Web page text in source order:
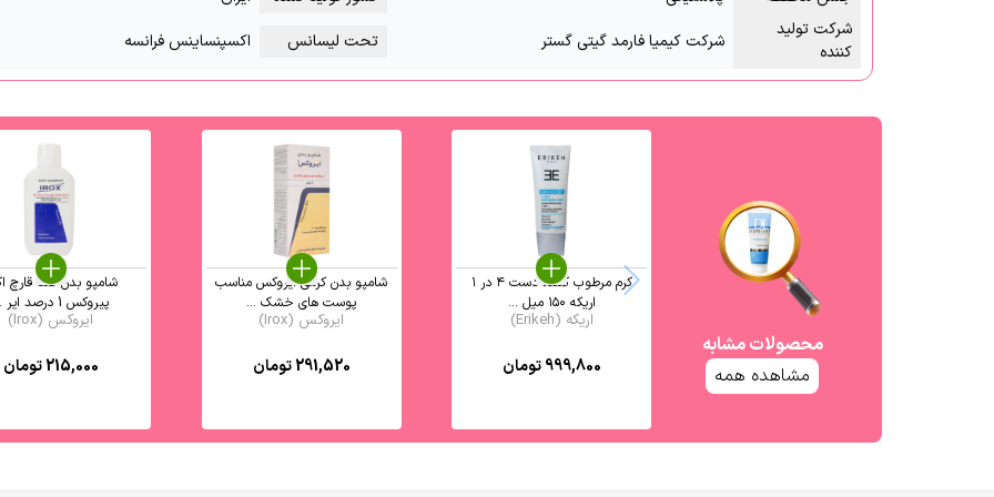
شرکت تولید
کننده
شرکت کیمیا فارمد گیتی گستر تحت لیسانس اکسپنساینس فرانسه
محصولات مشابه
مشاهده همه
کرم مرطوب کننده دست ۴ در ۱
اریکه ۱۵۰ میل ...
اریکه (Erikeh)
999,800تومان
شامپو بدن کرمی ایروکس مناسب
پوست های خشک ...
ایروکس (Irox)
291,520تومان
شامپو بدن ضد قارچ
پیروکس 1 درصد ایر ...
ایروکس (Irox)
215,000تومان